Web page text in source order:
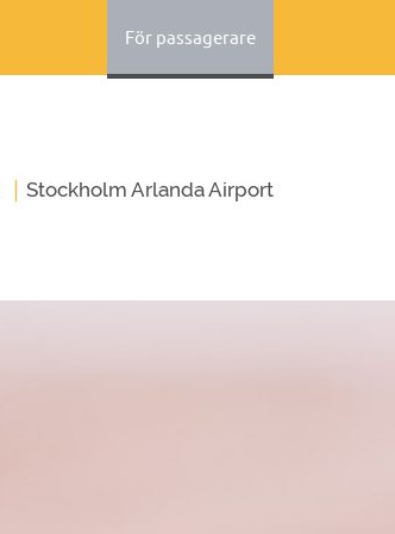
För passagerare
| Stockholm Arlanda Airport